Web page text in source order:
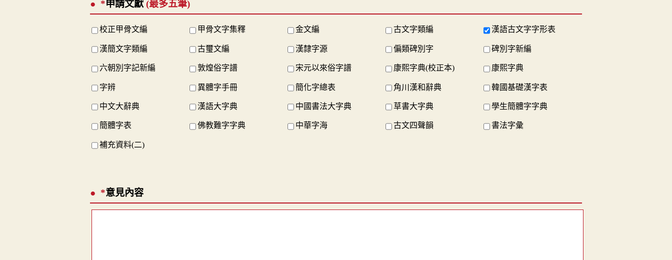
*申請文獻 (最多五筆)
校正甲骨文編 甲骨文字集釋 金文編 古文字類編 漢語古文字字形表
漢簡文字類編 古璽文編 漢隸字源 偏類碑別字 碑別字新編
六朝別字記新編 敦煌俗字譜 宋元以來俗字譜 康熙字典(校正本) 康熙字典
字辨 異體字手冊 簡化字總表 角川漢和辭典 韓國基礎漢字表
中文大辭典 漢語大字典 中國書法大字典 草書大字典 學生簡體字字典
簡體字表 佛教難字字典 中華字海 古文四聲韻 書法字彙
補充資料(二)
*意見內容